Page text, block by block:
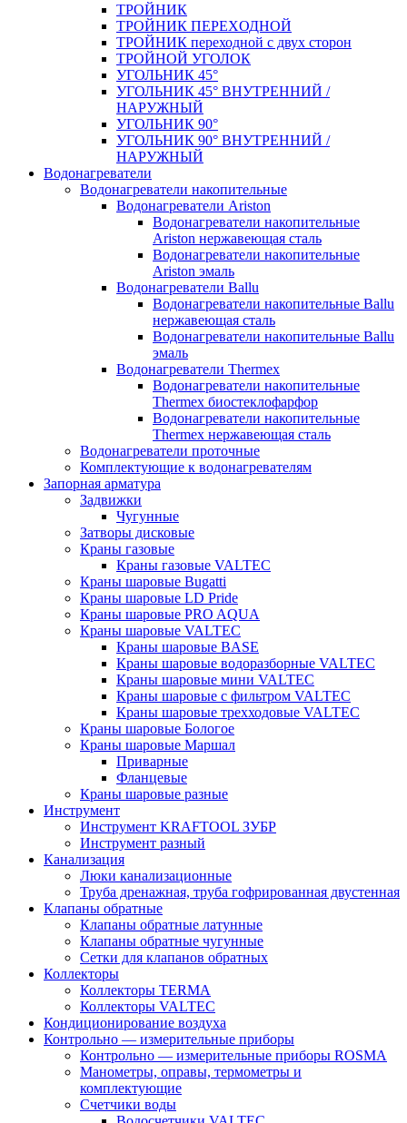
ТРОЙНИК
ТРОЙНИК ПЕРЕXОДНОЙ
ТРОЙНИК переходной с двух сторон
ТРОЙНОЙ УГОЛОК
УГОЛЬНИК 45°
УГОЛЬНИК 45° ВНУТРЕННИЙ /
НАРУЖНЫЙ
УГОЛЬНИК 90°
УГОЛЬНИК 90° ВНУТРЕННИЙ /
НАРУЖНЫЙ
Водонагреватели
Водонагреватели накопительные
Водонагреватели Ariston
Водонагреватели накопительные
Ariston нержавеющая сталь
Водонагреватели накопительные
Ariston эмаль
Водонагреватели Ballu
Водонагреватели накопительные Ballu
нержавеющая сталь
Водонагреватели накопительные Ballu
эмаль
Водонагреватели Thermex
Водонагреватели накопительные
Thermex биостеклофарфор
Водонагреватели накопительные
Thermex нержавеющая сталь
Водонагреватели проточные
Комплектующие к водонагревателям
Запорная арматура
Задвижки
Чугунные
Затворы дисковые
Краны газовые
Краны газовые VALTEC
Краны шаровые Bugatti
Краны шаровые LD Pride
Краны шаровые PRO AQUA
Краны шаровые VALTEC
Краны шаровые BASE
Краны шаровые водоразборные VALTEC
Краны шаровые мини VALTEC
Краны шаровые с фильтром VALTEC
Краны шаровые трехходовые VALTEC
Краны шаровые Бологое
Краны шаровые Маршал
Приварные
Фланцевые
Краны шаровые разные
Инструмент
Инструмент KRAFTOOL ЗУБР
Инструмент разный
Канализация
Люки канализационные
Труба дренажная, труба гофрированная двустенная
Клапаны обратные
Клапаны обратные латунные
Клапаны обратные чугунные
Сетки для клапанов обратных
Коллекторы
Коллекторы TERMA
Коллекторы VALTEC
Кондиционирование воздуха
Контрольно — измерительные приборы
Контрольно — измерительные приборы ROSMA
Манометры, оправы, термометры и
комплектующие
Счетчики воды